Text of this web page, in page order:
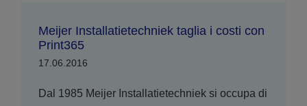
Meijer Installatietechniek taglia i costi con
Print365
17.06.2016
Dal 1985 Meijer Installatietechniek si occupa di